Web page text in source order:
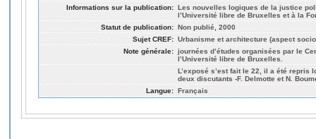
Informations sur la publication: Les nouvelles logiques de la justice
l’Université libre de Bruxelles et à la
Statut de publication: Non publié, 2000
Sujet CREF: Urbanisme et architecture (aspect
Note générale: journées d’études organisées par le
l’Université libre de Bruxelles.
L’exposé s’est fait le 22, il a été repris
deux discutants -F. Delmotte et N.
Langue: Français